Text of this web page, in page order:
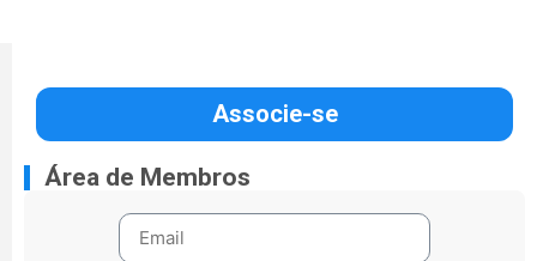
Associe-se
Área de Membros